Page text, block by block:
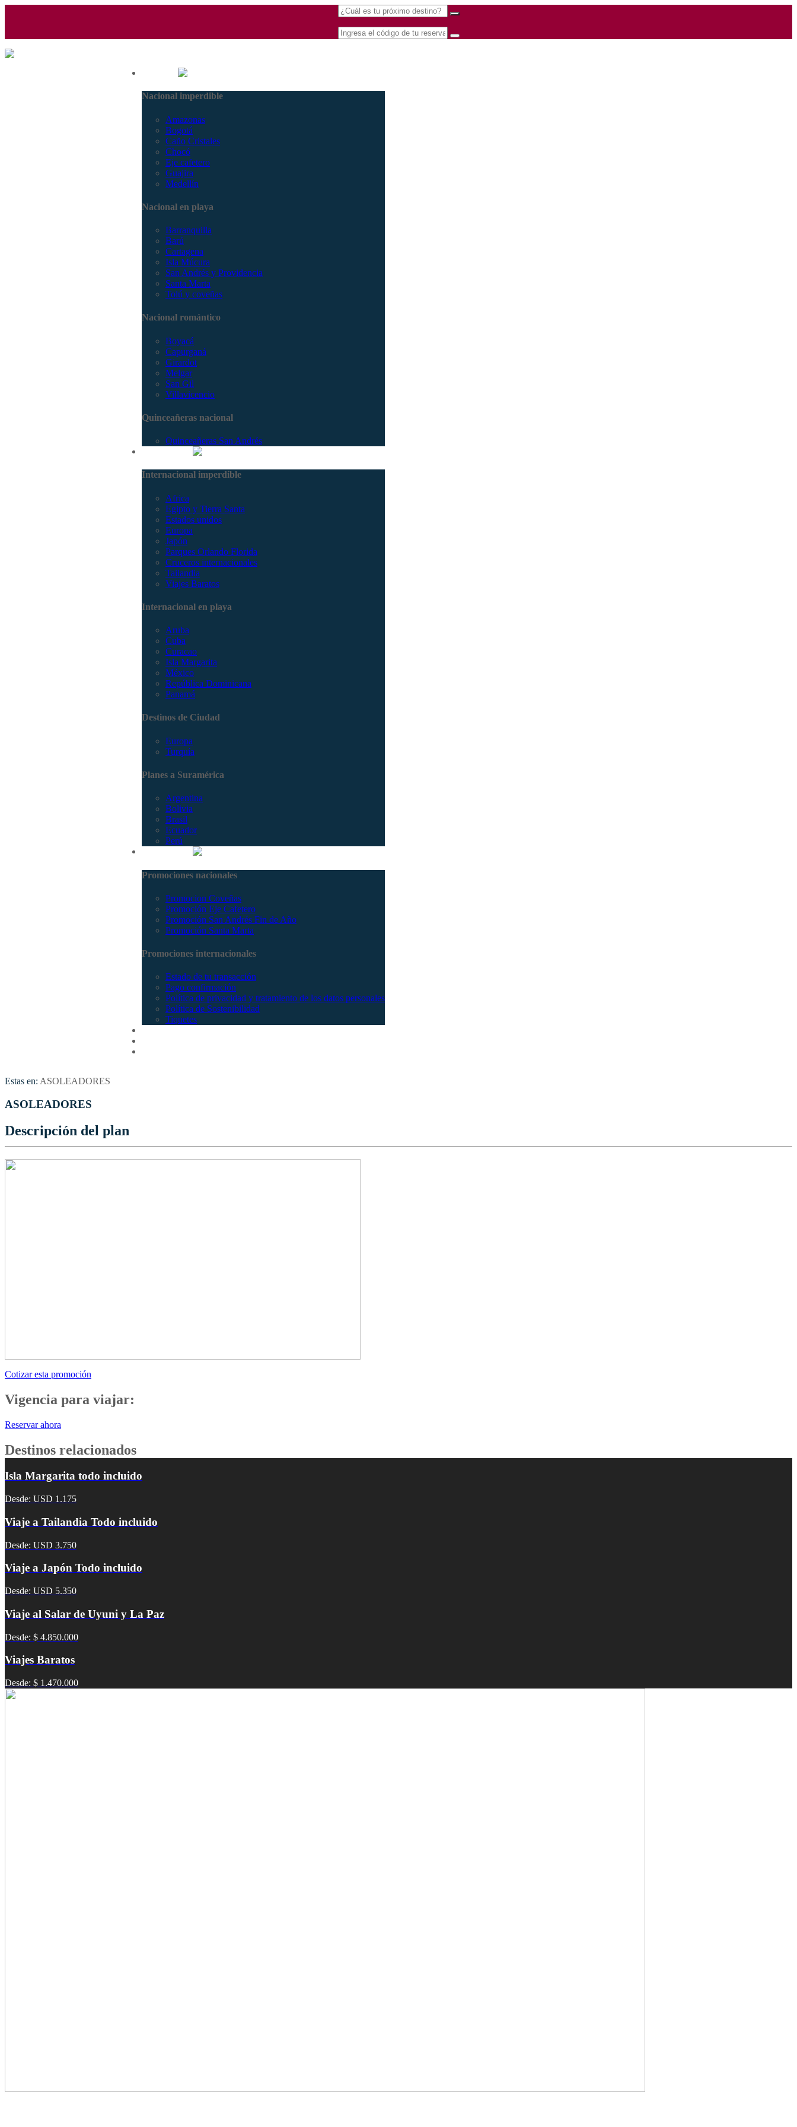
Nacional imperdible
Amazonas
Bogotá
Caño Cristales
Chocó
Eje cafetero
Guajira
Medellín
Nacional en playa
Barranquilla
Barú
Cartagena
Isla Múcura
San Andrés y Providencia
Santa Marta
Tolú y coveñas
Nacional romántico
Boyacá
Capurganá
Girardot
Melgar
San Gil
Villavicencio
Quinceañeras nacional
Quinceañeras San Andrés
Internacional imperdible
Africa
Egipto y Tierra Santa
Estados unidos
Europa
Japón
Parques Orlando Florida
Cruceros internacionales
Tailandia
Viajes Baratos
Internacional en playa
Aruba
Cuba
Curacao
Isla Margarita
México
República Dominicana
Panamá
Destinos de Ciudad
Europa
Turquía
Planes a Suramérica
Argentina
Bolivia
Brasil
Ecuador
Perú
Promociones nacionales
Promocion Coveñas
Promoción Eje Cafetero
Promoción San Andrés Fin de Año
Promoción Santa Marta
Promociones internacionales
Estado de tu transacción
Pago confirmación
Política de privacidad y tratamiento de los datos personales
Política de Sostenibilidad
Tiquetes
Estas en: ASOLEADORES
ASOLEADORES
Descripción del plan
Cotizar esta promoción
Vigencia para viajar:
Reservar ahora
Destinos relacionados
Isla Margarita todo incluido
Desde: USD 1.175
Viaje a Tailandia Todo incluido
Desde: USD 3.750
Viaje a Japón Todo incluido
Desde: USD 5.350
Viaje al Salar de Uyuni y La Paz
Desde: $ 4.850.000
Viajes Baratos
Desde: $ 1.470.000